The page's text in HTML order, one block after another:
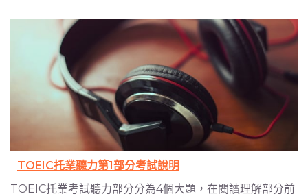
TOEIC托業聽力第1部分考試說明
TOEIC托業考試聽力部分分為4個大題，在閱讀理解部分前